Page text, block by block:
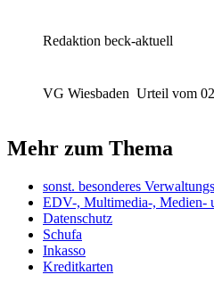
Redaktion beck-aktuell
VG Wiesbaden Urteil vom
Mehr zum Thema
sonst. besonderes
EDV-, Multimedia-, Medien-
Datenschutz
Schufa
Inkasso
Kreditkarten